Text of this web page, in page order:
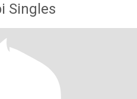
Singles